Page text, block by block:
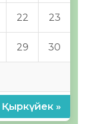
22 23
29 30
Қыркүйек »